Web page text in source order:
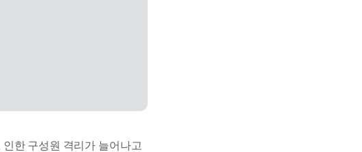
한 구성원 격리가 늘어나고